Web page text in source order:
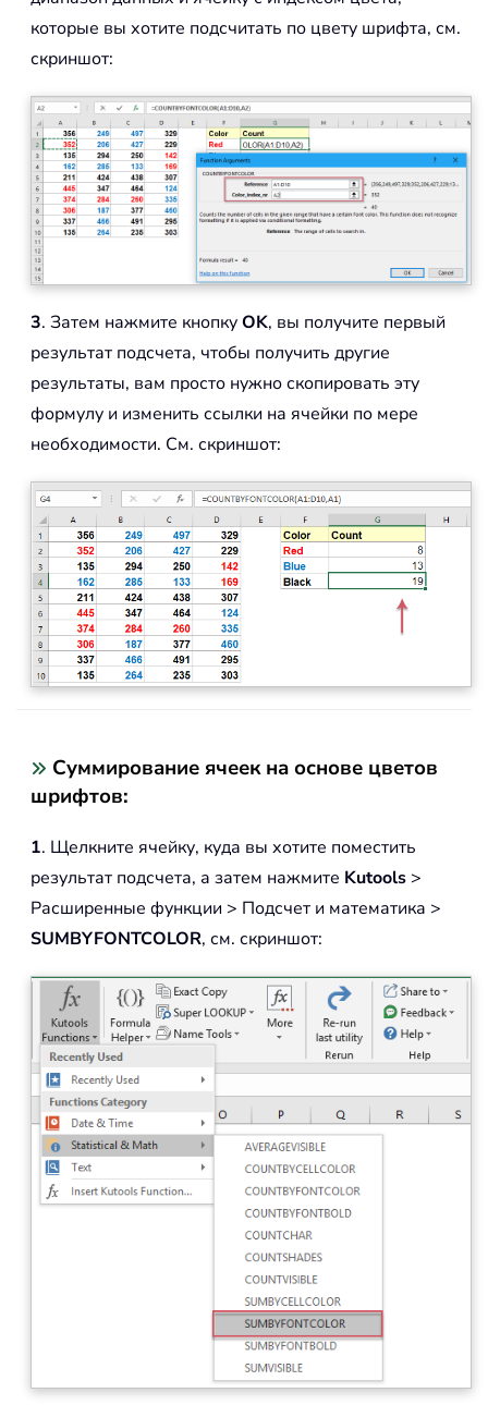
которые вы хотите подсчитать по цвету шрифта, см.
скриншот:
3. Затем нажмите кнопкуOK, вы получите первый
результат подсчета, чтобы получить другие
результаты, вам просто нужно скопировать эту
формулу и изменить ссылки на ячейки по мере
необходимости. См. скриншот:
Суммирование ячеек на основе цветов
шрифтов:
1. Щелкните ячейку, куда вы хотите поместить
результат подсчета, а затем нажмите Kutools >
Расширенные функции > Подсчет и математика >
SUMBYFONTCOLOR, см. скриншот: